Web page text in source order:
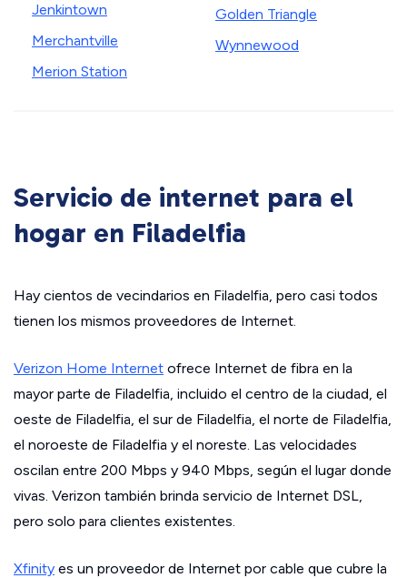
Jenkintown
Merchantville
Merion Station
Golden Triangle
Wynnewood
Servicio de internet para el
hogar en Filadelfia
Hay cientos de vecindarios en Filadelfia, pero casi todos
tienen los mismos proveedores de Internet.
Verizon Home Internet ofrece Internet de fibra en la
mayor parte de Filadelfia, incluido el centro de la ciudad, el
oeste de Filadelfia, el sur de Filadelfia, el norte de Filadelfia,
el noroeste de Filadelfia y el noreste. Las velocidades
oscilan entre 200 Mbps y 940 Mbps, según el lugar donde
vivas. Verizon también brinda servicio de Internet DSL,
pero solo para clientes existentes.
Xfinity es un proveedor de Internet por cable que cubre la